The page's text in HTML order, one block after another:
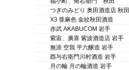
つぎのみどり 奥田酒造店 秋田
X3 亜麻色 金紋秋田酒造
赤武 AKABUCOM 岩手
紫宙、廣喜 紫波酒造店 岩手
無涯 空我 平六醸造 岩手
酉与右衛門川村酒造 岩手
月の輪 月の輪酒造 岩手